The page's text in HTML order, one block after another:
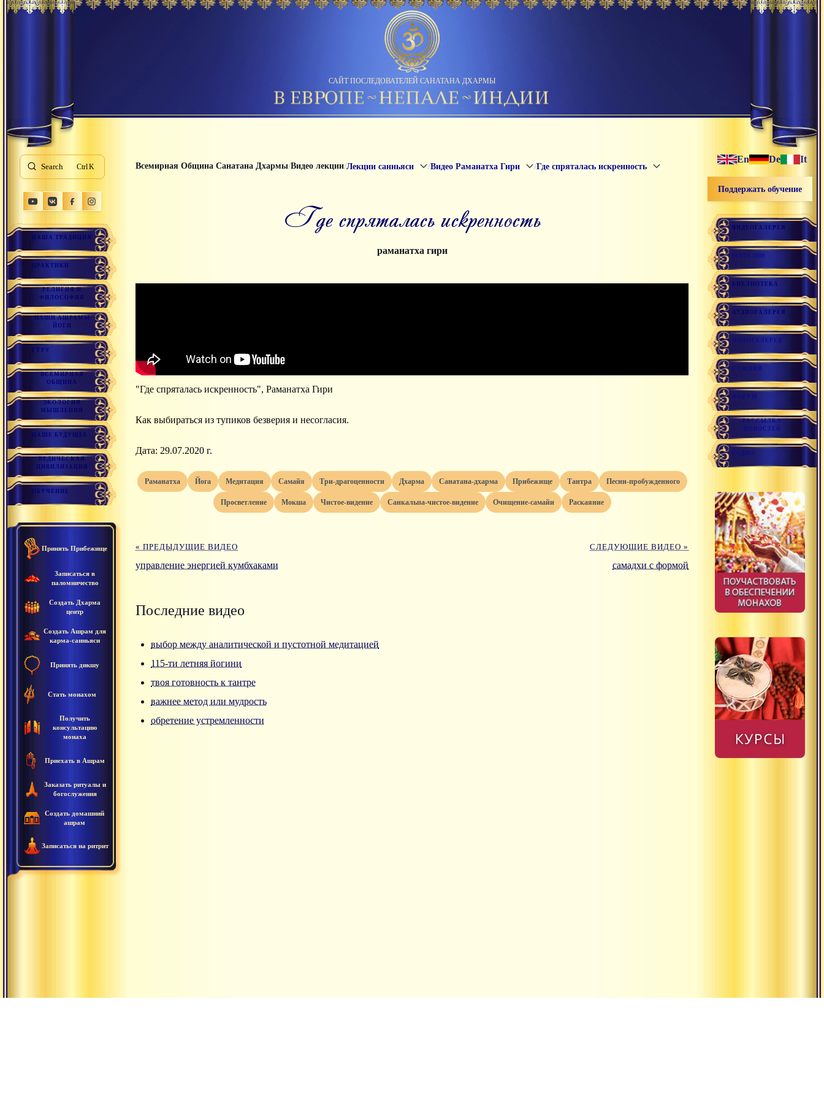
САЙТ ПОСЛЕДОВАТЕЛЕЙ САНАТАНА ДХАРМЫ
Search K
НАША ТРАДИЦИЯ
ПРАКТИКИ
РЕЛИГИЯ И
ФИЛОСОФИЯ
НАШИ АШРАМЫ
ЙОГИ
ГУРУ
ВСЕМИРНАЯ
ОБЩИНА
ЭКОЛОГИЯ
МЫШЛЕНИЯ
НАШЕ БУДУЩЕЕ
ВЕДИЧЕСКАЯ
ЦИВИЛИЗАЦИЯ
ОБУЧЕНИЕ
Принять Прибежище
Записаться в
паломничество
Создать Дхарма
центр
Создать Ашрам для
карма-санньяси
Принять дикшу
Стать монахом
Получить
консультацию
монаха
Приехать в Ашрам
Заказать ритуалы и
богослужения
Создать домашний
ашрам
Записаться на ритрит
Всемирная Община Санатана Дхармы/Видео лекции/Лекции санньяси /Видео Раманатха Гири /Где спряталась искренность
где спряталась искренность
раманатха гири
"Где спряталась искренность", Раманатха Гири
Как выбираться из тупиков безверия и несогласия.
Дата: 29.07.2020 г.
раманатха йога медитация самайя три-драгоценности дхарма санатана-дхарма прибежище тантра песни-пробужденного
просветление мокша чистое-видение санкальпа-чистое-видение очищение-самайи раскаяние
« ПРЕДЫДУЩИЕ ВИДЕО
управление энергией кумбхаками
СЛЕДУЮЩИЕ ВИДЕО »
самадхи с формой
Последние видео
выбор между аналитической и пустотной медитацией
115-ти летняя йогини
твоя готовность к тантре
важнее метод или мудрость
обретение устремленности
En De It
Поддержать обучение
ВИДЕОГАЛЕРЕЯ
МАГАЗИН
БИБЛИОТЕКА
АУДИОГАЛЕРЕЯ
ФОТОГАЛЕРЕЯ
ССЫЛКИ
ФОРУМ
РАССЫЛКА
НОВОСТЕЙ
РАДИО